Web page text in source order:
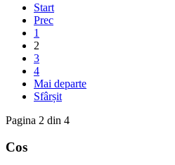
Start
Prec
1
2
3
4
Mai departe
Sfârșit
Pagina 2 din 4
Cos